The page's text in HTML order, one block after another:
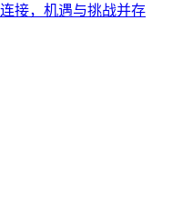
接，机遇与挑战并存